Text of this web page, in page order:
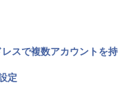
スで複数アカウントを持
定